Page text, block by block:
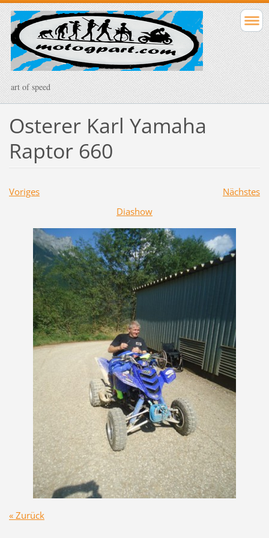
art of speed
Osterer Karl Yamaha
Raptor 660
Voriges
Nächstes
Diashow
« Zurück